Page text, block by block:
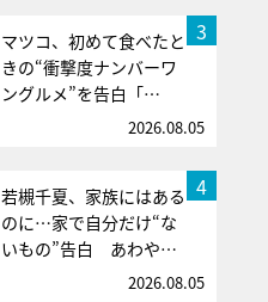
3
マツコ、初めて食べたと
きの“衝撃度ナンバーワ
ングルメ”を告白「…
2026.08.05
4
若槻千夏、家族にはある
のに…家で自分だけ“な
いもの”告白 あわや…
2026.08.05